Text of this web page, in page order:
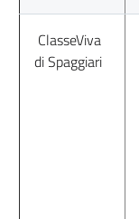
ClasseViva
di Spaggiari